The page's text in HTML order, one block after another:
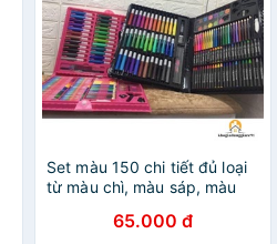
Set màu 150 chi tiết đủ loại
từ màu chì, màu sáp, màu
65.000 đ